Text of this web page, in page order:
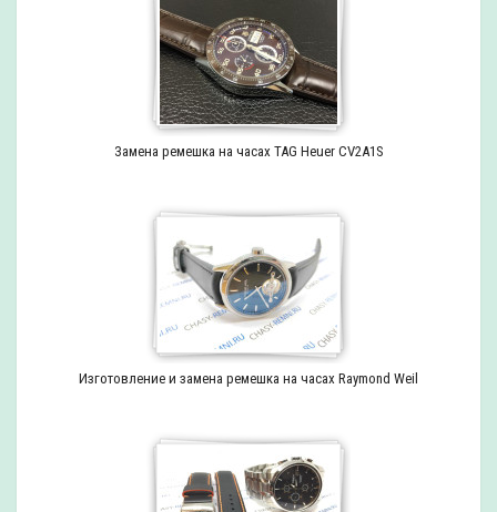
Замена ремешка на часах TAG Heuer CV2A1S
Изготовление и замена ремешка на часах Raymond Weil